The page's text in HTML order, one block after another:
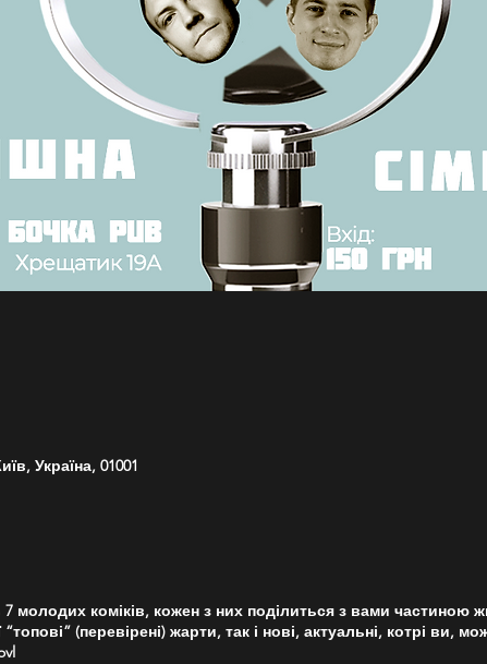
Україна, 01001
молодих коміків, кожен з них поділиться з вами частиною
(перевірені) жарти, так і нові, актуальні, котрі ви,